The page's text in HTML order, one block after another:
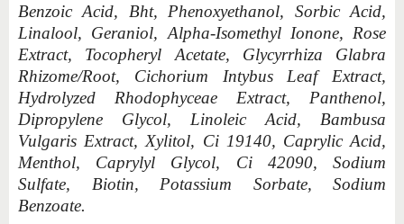
Benzoic Acid, Bht, Phenoxyethanol, Sorbic Acid,
Linalool, Geraniol, Alpha-Isomethyl Ionone, Rose
Extract, Tocopheryl Acetate, Glycyrrhiza Glabra
Rhizome/Root, Cichorium Intybus Leaf Extract,
Hydrolyzed Rhodophyceae Extract, Panthenol,
Dipropylene Glycol, Linoleic Acid, Bambusa
Vulgaris Extract, Xylitol, Ci 19140, Caprylic Acid,
Menthol, Caprylyl Glycol, Ci 42090, Sodium
Sulfate, Biotin, Potassium Sorbate, Sodium
Benzoate.